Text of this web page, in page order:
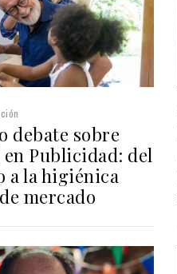
debate sobre
Publicidad: del
a la higiénica
mercado